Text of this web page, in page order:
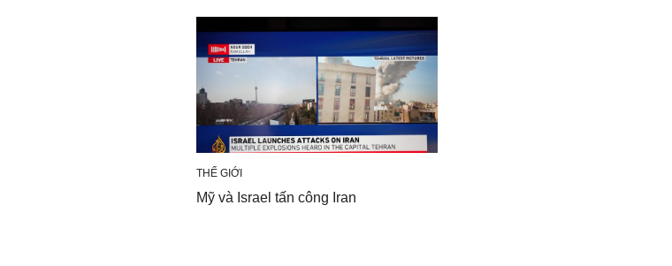
THẾ GIỚI
Mỹ và Israel tấn công Iran